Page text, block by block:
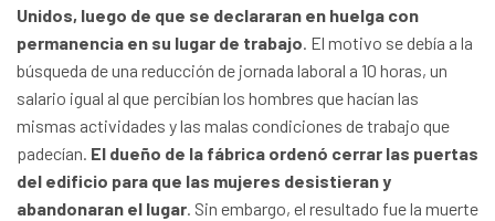
Unidos, luego de que se declararan en huelga con
permanencia en su lugar de trabajo. El motivo se debía a la
búsqueda de una reducción de jornada laboral a 10 horas, un
salario igual al que percibían los hombres que hacían las
mismas actividades y las malas condiciones de trabajo que
padecían. El dueño de la fábrica ordenó cerrar las puertas
del edificio para que las mujeres desistieran y
abandonaran el lugar. Sin embargo, el resultado fue la muerte